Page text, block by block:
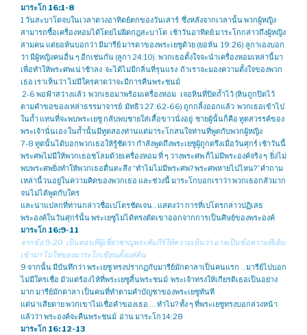
มาระโก 16:1-8
1 วันสะบาโตจบในเวลาดวงอาทิตย์ตกของวันเสาร์ ซึ่งหลังจากเวลานั้น พวกผู้หญิง
สามารถซื้อเครื่องหอมได้โดยไม่ผิดกฎสะบาโต เช้าวันอาทิตย์ มาระโกกล่าวถึงผู้หญิง
สามคน แต่ยอห์นบอกว่า มีมารีย์ มารดาของพระเยซูด้วย (ยอห์น 19:26) ลูกาเองบอก
ว่า มีผู้หญิงคนอื่น ๆ อีกเช่นกัน (ลูกา 24:10). พวกเธอตั้งใจจะนำเครื่องหอมเหล่านี้มา
เพื่อทำให้พระศพเน่าช้าลง จะได้ไม่มีกลิ่นที่รุนแรง ถ้าเราจะมองความตั้งใจของพวก
เธอ เราเห็นว่า ไม่มีใครคาดว่าจะมีการคืนพระชนม์
2-6 พอฟ้าสว่างแล้ว พวกเธอมาพร้อมเครื่องหอม เจอหินที่ปิดถ้ำไว้ (หินถูกปิดไว้
ตามคำขอของเหล่าธรรมาจารย์ มัทธิว 27:62-66) ถูกกลิ้งออกแล้ว พวกเธอเข้าไป
ในถ้ำ แทนที่จะพบพระเยซู กลับพบชายใส่เสื้อขาวนั่งอยู่ ชายผู้นั้นก็คือ ทูตสวรรค์ของ
พระเจ้านั่นเอง ในถ้ำนั้นมีทูตสองท่านแต่มาระโกสนใจท่านที่พูดกับพวกผู้หญิง
7-8 ทูตนั้นได้บอกพวกเธอให้รู้ชัดว่า กำลังพูดถึงพระเยซูผู้ถูกตรึงเมื่อวันศุกร์ เช้าวันนี้
พระศพไม่มีให้พวกเธอชโลมด้วยเครื่องหอม ที่ ๆ วางพระศพ ก็ไม่มีพระองค์จริง ๆ ยิ่งไม่
พบพระศพยิ่งทำให้พวกเธอตื่นตะลึง “ทำไมไม่มีพระศพ? พระศพหายไปไหน?”คำถาม
เหล่านี้วนอยู่ในความคิดของพวกเธอ และช่วงนี้ มาระโกบอกเราว่า พวกเธอกลัวมาก
จนไม่ได้พูดกับใคร
และน่าแปลกที่ท่านกล่าวชื่อเปโตรชัดเจน​.. แสดงว่า การที่เปโตรกล่าวปฏิเสธ
พระองค์ในวันศุกร์นั้น พระเยซูไม่ได้ทรงตัดเขาออกจากการเป็นศิษย์ของพระองค์
มาระโก 16:9-11
จากข้อ 9-20 เป็นตอนที่ผู้เชี่ยวชาญพระคัมภีร์ให้ความเห็นว่า อาจเป็นข้อความที่เติม
เข้ามา ไม่ใช่ของมาระโกเขียนตั้งแต่ต้น
9 จากนั้น มีบันทึกว่า พระเยซู ทรงปรากฏกับมารีย์มักดาลาเป็นคนแรก .. มารีย์ไปบอก
ไม่มีใครเชื่อ มัวแต่ร้องไห้ที่พระเยซูสิ้นพระชนม์ พระเจ้าทรงให้เกียรติเธอเป็นอย่าง
มาก มารีย์มักดาลา เป็นคนที่ทำตามคำบัญชาของพระเยซูทันที
แต่น่าเสียดาย พวกเขาไม่เชื่อคำของเธอ … ทำไม? ทั้ง ๆ ที่พระเยซูทรงบอกล่วงหน้า
แล้วว่า พระองค์จะคืนพระชนม์ อ่าน มาระโก 14:28
มาระโก 16: 12-13